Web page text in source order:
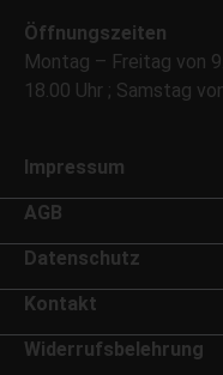
Öffnungszeiten
Montag – Freitag von
18.00 Uhr ; Samstag
Impressum
AGB
Datenschutz
Kontakt
Widerrufsbelehrung